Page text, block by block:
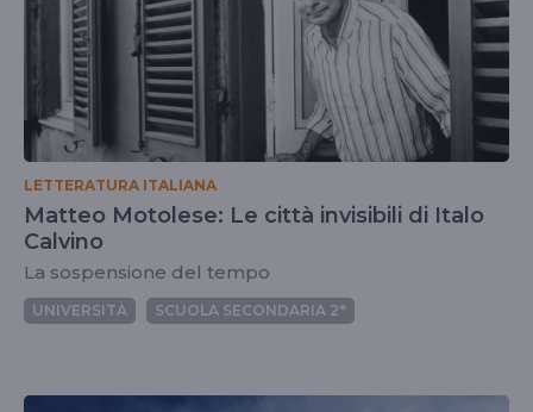
LETTERATURA ITALIANA
Matteo Motolese: Le città invisibili di Italo
Calvino
La sospensione del tempo
UNIVERSITÀ SCUOLA SECONDARIA 2°